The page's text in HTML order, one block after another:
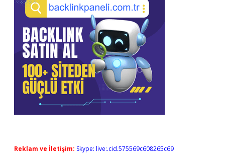
Reklam ve İletişim: Skype: live:.cid.575569c608265c69